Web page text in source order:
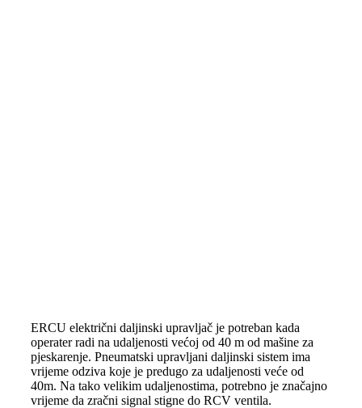
ERCU električni daljinski upravljač je potreban kada
operater radi na udaljenosti većoj od 40 m od mašine za
pjeskarenje. Pneumatski upravljani daljinski sistem ima
vrijeme odziva koje je predugo za udaljenosti veće od
40m. Na tako velikim udaljenostima, potrebno je značajno
vrijeme da zračni signal stigne do RCV ventila.